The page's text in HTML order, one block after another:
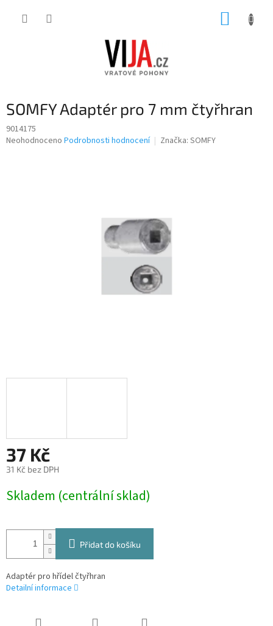
SOMFY Adaptér pro 7 mm čtyřhran
9014175
Průměrné
Neohodnoceno Podrobnosti hodnocení Značka: SOMFY
37 Kč
31 Kč bez DPH
cena:
Skladem (centrální sklad)
Přidat do košíku
Adaptér pro hřídel čtyřhran
Detailní informace